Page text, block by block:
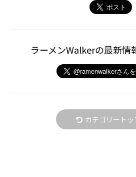
ラーメンWalkerの最新情
カテゴリートッ